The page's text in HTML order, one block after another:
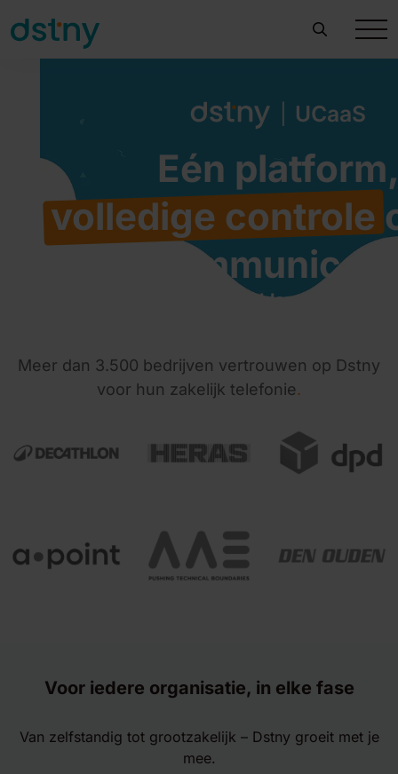
Eén
volledige controle
Flexibel, schaalbaar en klaar voor elk
Meer dan 3.500 bedrijven vertrouwen op Dstny
voor hun zakelijk telefonie.
Voor iedere organisatie, in elke fase
Van zelfstandig tot grootzakelijk – Dstny groeit met je
mee.